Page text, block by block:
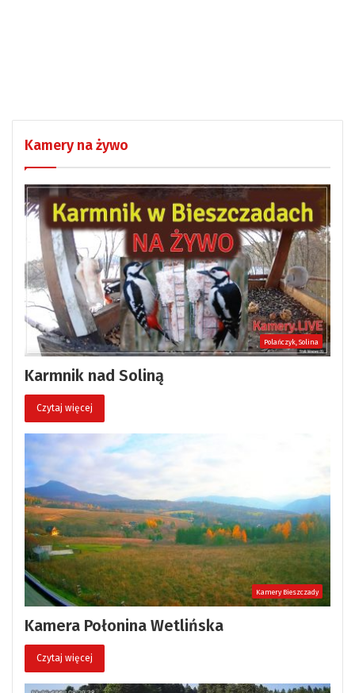
Kamery na żywo
Polańczyk, Solina
Karmnik nad Soliną
Czytaj więcej
Kamery Bieszczady
Kamera Połonina Wetlińska
Czytaj więcej